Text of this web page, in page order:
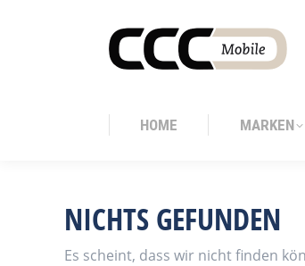
HOME MARKEN
NICHTS GEFUNDEN
Es scheint, dass wir nicht finden
HOME MARKEN